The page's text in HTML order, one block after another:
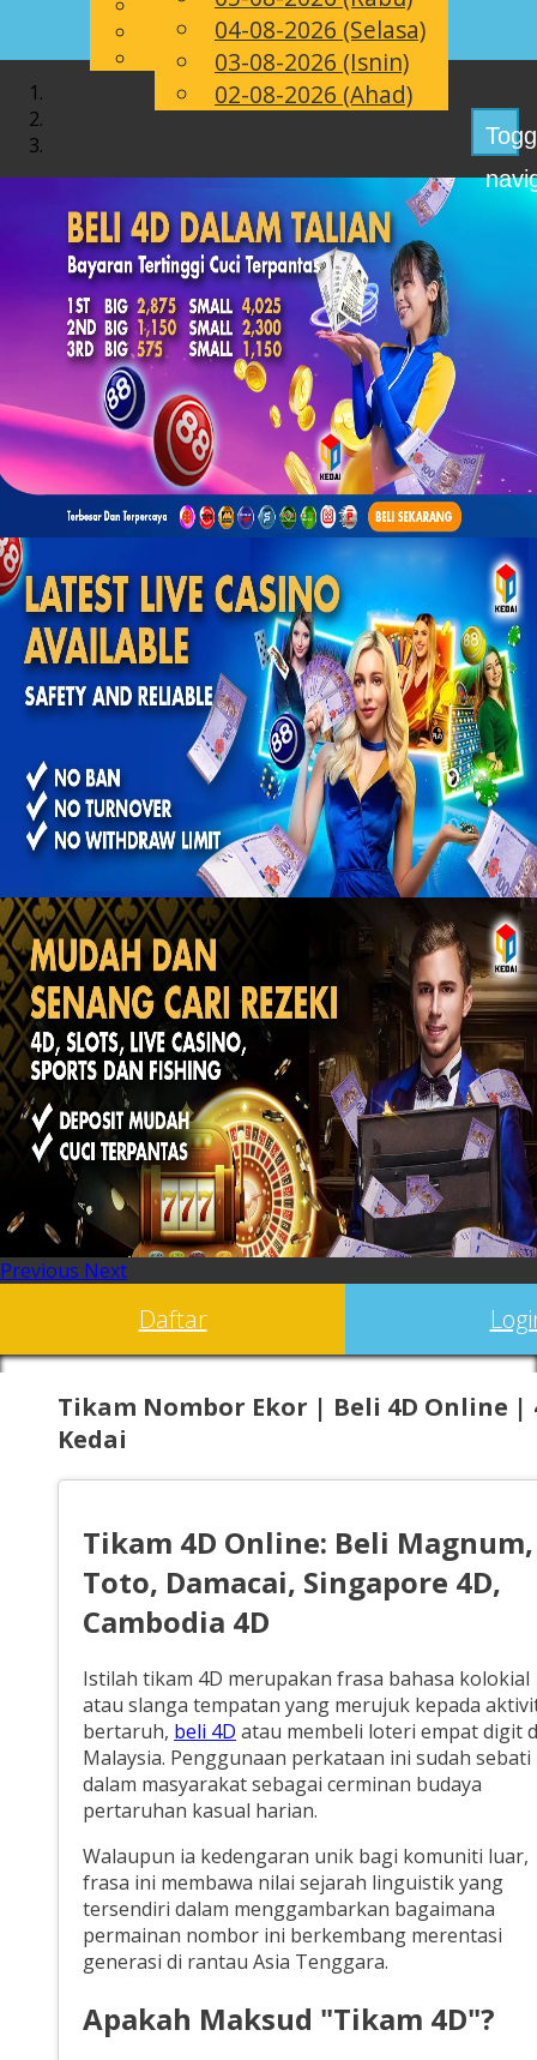
MS
Chinese
Malay
04-08-2026 (Selasa)
03-08-2026 (Isnin)
02-08-2026 (Ahad)
Previous Next
Daftar
Tikam Nombor Ekor | Beli 4D Online |
Kedai
Tikam 4D Online: Beli Magnum,
Toto, Damacai, Singapore 4D,
Cambodia 4D
Istilah tikam 4D merupakan frasa bahasa kolokial
atau slanga tempatan yang merujuk kepada
bertaruh, beli 4D atau membeli loteri empat digit
Malaysia. Penggunaan perkataan ini sudah sebati
dalam masyarakat sebagai cerminan budaya
pertaruhan kasual harian.
Walaupun ia kedengaran unik bagi komuniti luar,
frasa ini membawa nilai sejarah linguistik yang
tersendiri dalam menggambarkan bagaimana
permainan nombor ini berkembang merentasi
generasi di rantau Asia Tenggara.
Apakah Maksud "Tikam 4D"?